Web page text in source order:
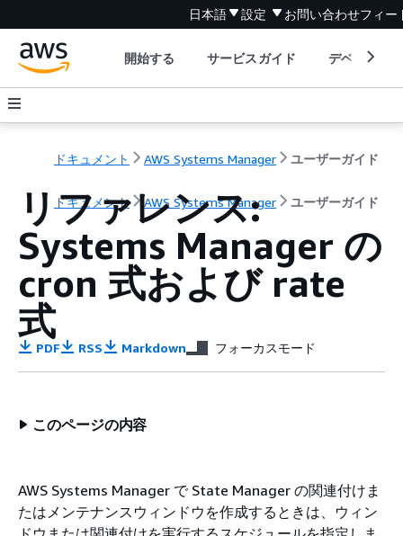
日本語 設定 お問い合わせフィー
開始する サービスガイド デベロッパ
ドキュメント AWS Systems Manager ユーザーガイド
ドキュメント AWS Systems Manager ユーザーガイド
リファレンス:
Systems Manager の
cron 式および rate
式
PDF RSS Markdown フォーカスモード
このページの内容
AWS Systems Manager で State Manager の関連付けま
たはメンテナンスウィンドウを作成するときは、ウィン